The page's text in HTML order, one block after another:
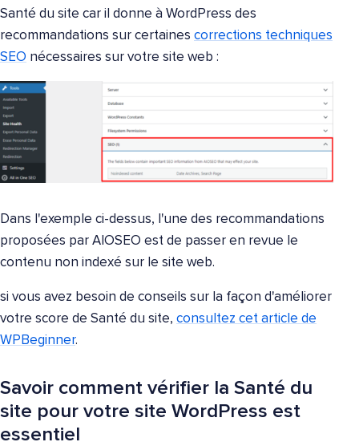
Santé du site car il donne à WordPress des
recommandations sur certaines corrections techniques
SEO nécessaires sur votre site web :
Dans l'exemple ci-dessus, l'une des recommandations
proposées par AIOSEO est de passer en revue le
contenu non indexé sur le site web.
si vous avez besoin de conseils sur la façon d'améliorer
votre score de Santé du site, consultez cet article de
WPBeginner.
Savoir comment vérifier la Santé du
site pour votre site WordPress est
essentiel